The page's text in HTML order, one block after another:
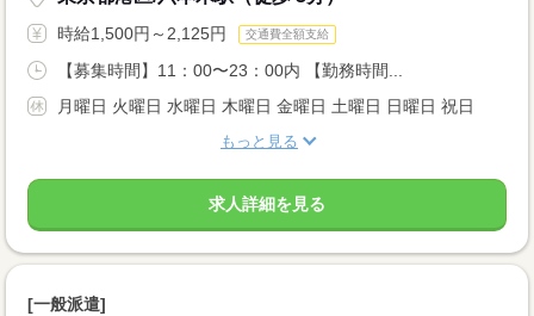
時給1,500円～2,125円 交通費全額支給
【募集時間】11：00〜23：00内 【勤務時間...
月曜日 火曜日 水曜日 木曜日 金曜日 土曜日 日曜日 祝日
もっと見る
求人詳細を見る
[一般派遣]